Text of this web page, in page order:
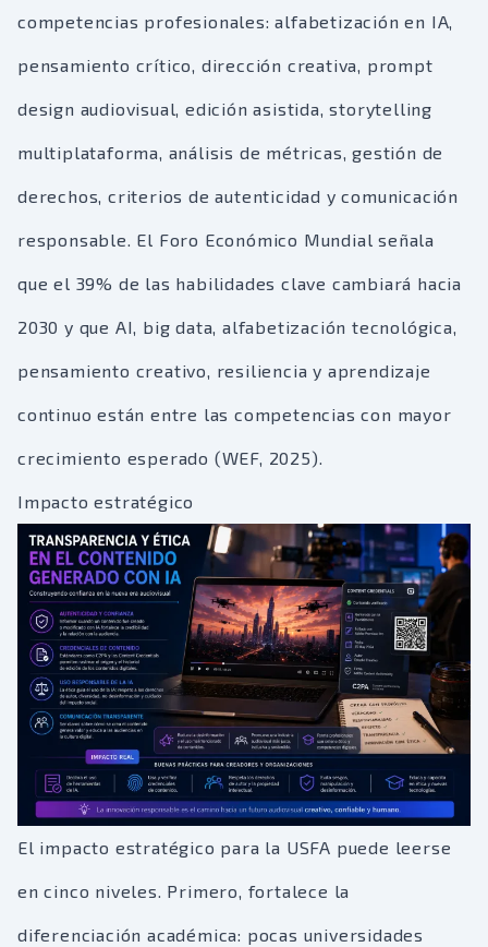
competencias profesionales: alfabetización en IA,
pensamiento crítico, dirección creativa, prompt
design audiovisual, edición asistida, storytelling
multiplataforma, análisis de métricas, gestión de
derechos, criterios de autenticidad y comunicación
responsable. El Foro Económico Mundial señala
que el 39% de las habilidades clave cambiará hacia
2030 y que AI, big data, alfabetización tecnológica,
pensamiento creativo, resiliencia y aprendizaje
continuo están entre las competencias con mayor
crecimiento esperado (WEF, 2025).
Impacto estratégico
El impacto estratégico para la USFA puede leerse
en cinco niveles. Primero, fortalece la
diferenciación académica: pocas universidades